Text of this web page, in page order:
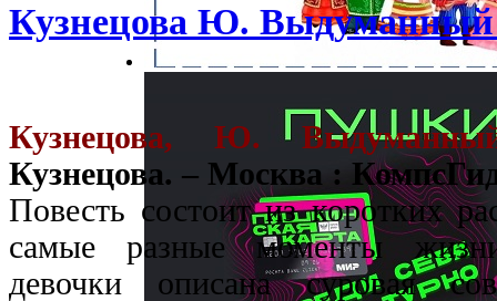
Кузнецова Ю.
Кузнецова, Ю.
Кузнецова. – Москва :
Повесть состоит из коротких
самые разные моменты
девочки описана суровая